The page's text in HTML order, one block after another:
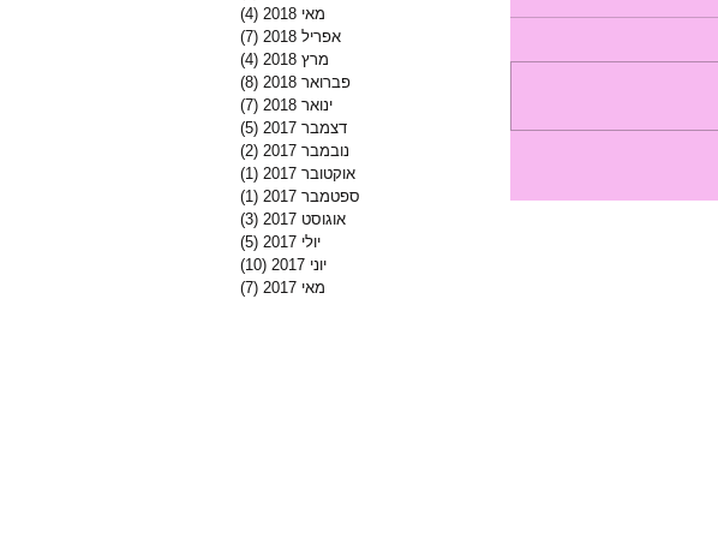
מאי 2018
(4)
אפריל 2018
(7)
מרץ 2018
(4)
פברואר 2018
(8)
ינואר 2018
(7)
דצמבר 2017
(5)
נובמבר 2017
(2)
אוקטובר 2017
(1)
ספטמבר 2017
(1)
אוגוסט 2017
(3)
יולי 2017
(5)
יוני 2017
(10)
מאי 2017
(7)